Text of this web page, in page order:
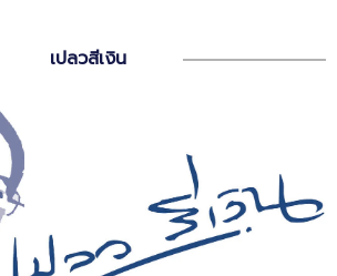
เปลวสีเงิน